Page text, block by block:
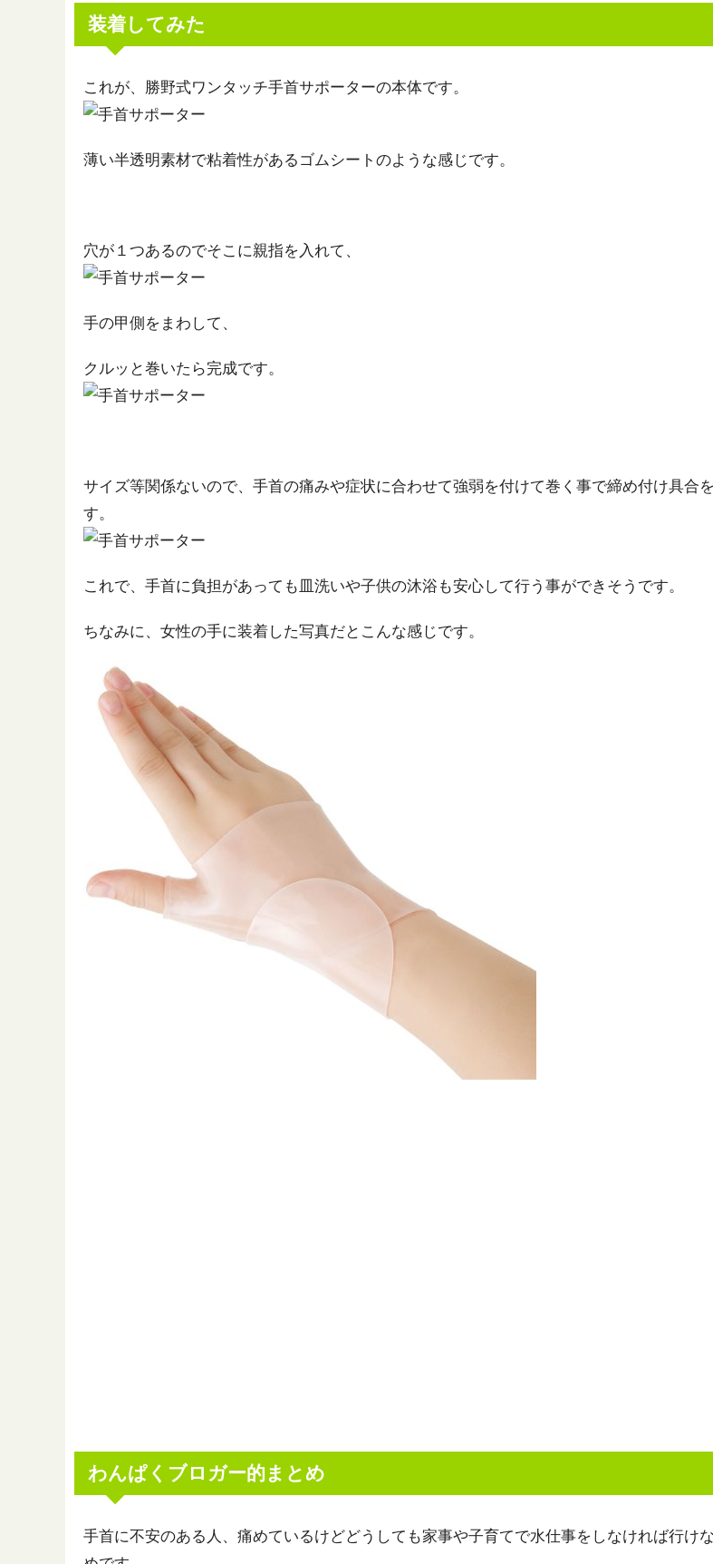
装着してみた
これが、勝野式ワンタッチ手首サポーターの本体です。
薄い半透明素材で粘着性があるゴムシートのような感じです。
穴が１つあるのでそこに親指を入れて、
手の甲側をまわして、
クルッと巻いたら完成です。
サイズ等関係ないので、手首の痛みや症状に合わせて強弱を付けて巻く事で締め付け具合
す。
これで、手首に負担があっても皿洗いや子供の沐浴も安心して行う事ができそうです。
ちなみに、女性の手に装着した写真だとこんな感じです。
わんぱくブロガー的まとめ
手首に不安のある人、痛めているけどどうしても家事や子育てで水仕事をしなければ行け